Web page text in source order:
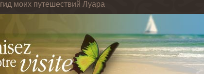
гид моих путешествий Луара